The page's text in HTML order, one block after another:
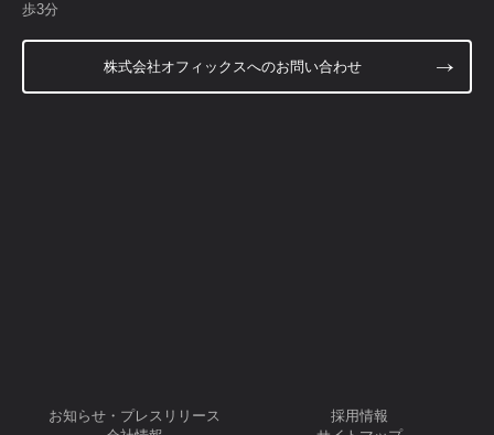
歩3分
株式会社オフィックスへのお問い合わせ
お知らせ・プレスリリース
採用情報